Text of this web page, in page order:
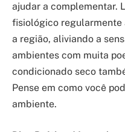
ajudar a complementar.
fisiológico regularmente
a região, aliviando a
ambientes com muita
condicionado seco
Pense em como você
ambiente.